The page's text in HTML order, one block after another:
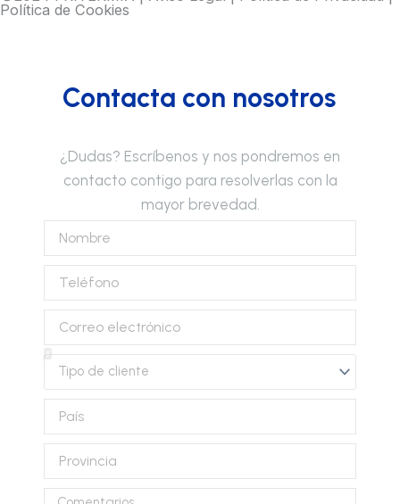
Política de Cookies
Contacta con nosotros
¿Dudas? Escríbenos y nos pondremos en
contacto contigo para resolverlas con la
mayor brevedad.
electrónico
Tipo
cliente
Comentarios